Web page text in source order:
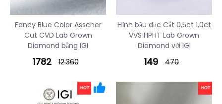
Fancy Blue Color Asscher
Cut CVD Lab Grown
Diamond bằng IGI
1782 12.360
Hình bầu dục Cắt 0,5ct 1,0ct
VVS HPHT Lab Grown
Diamond với IGI
149 470